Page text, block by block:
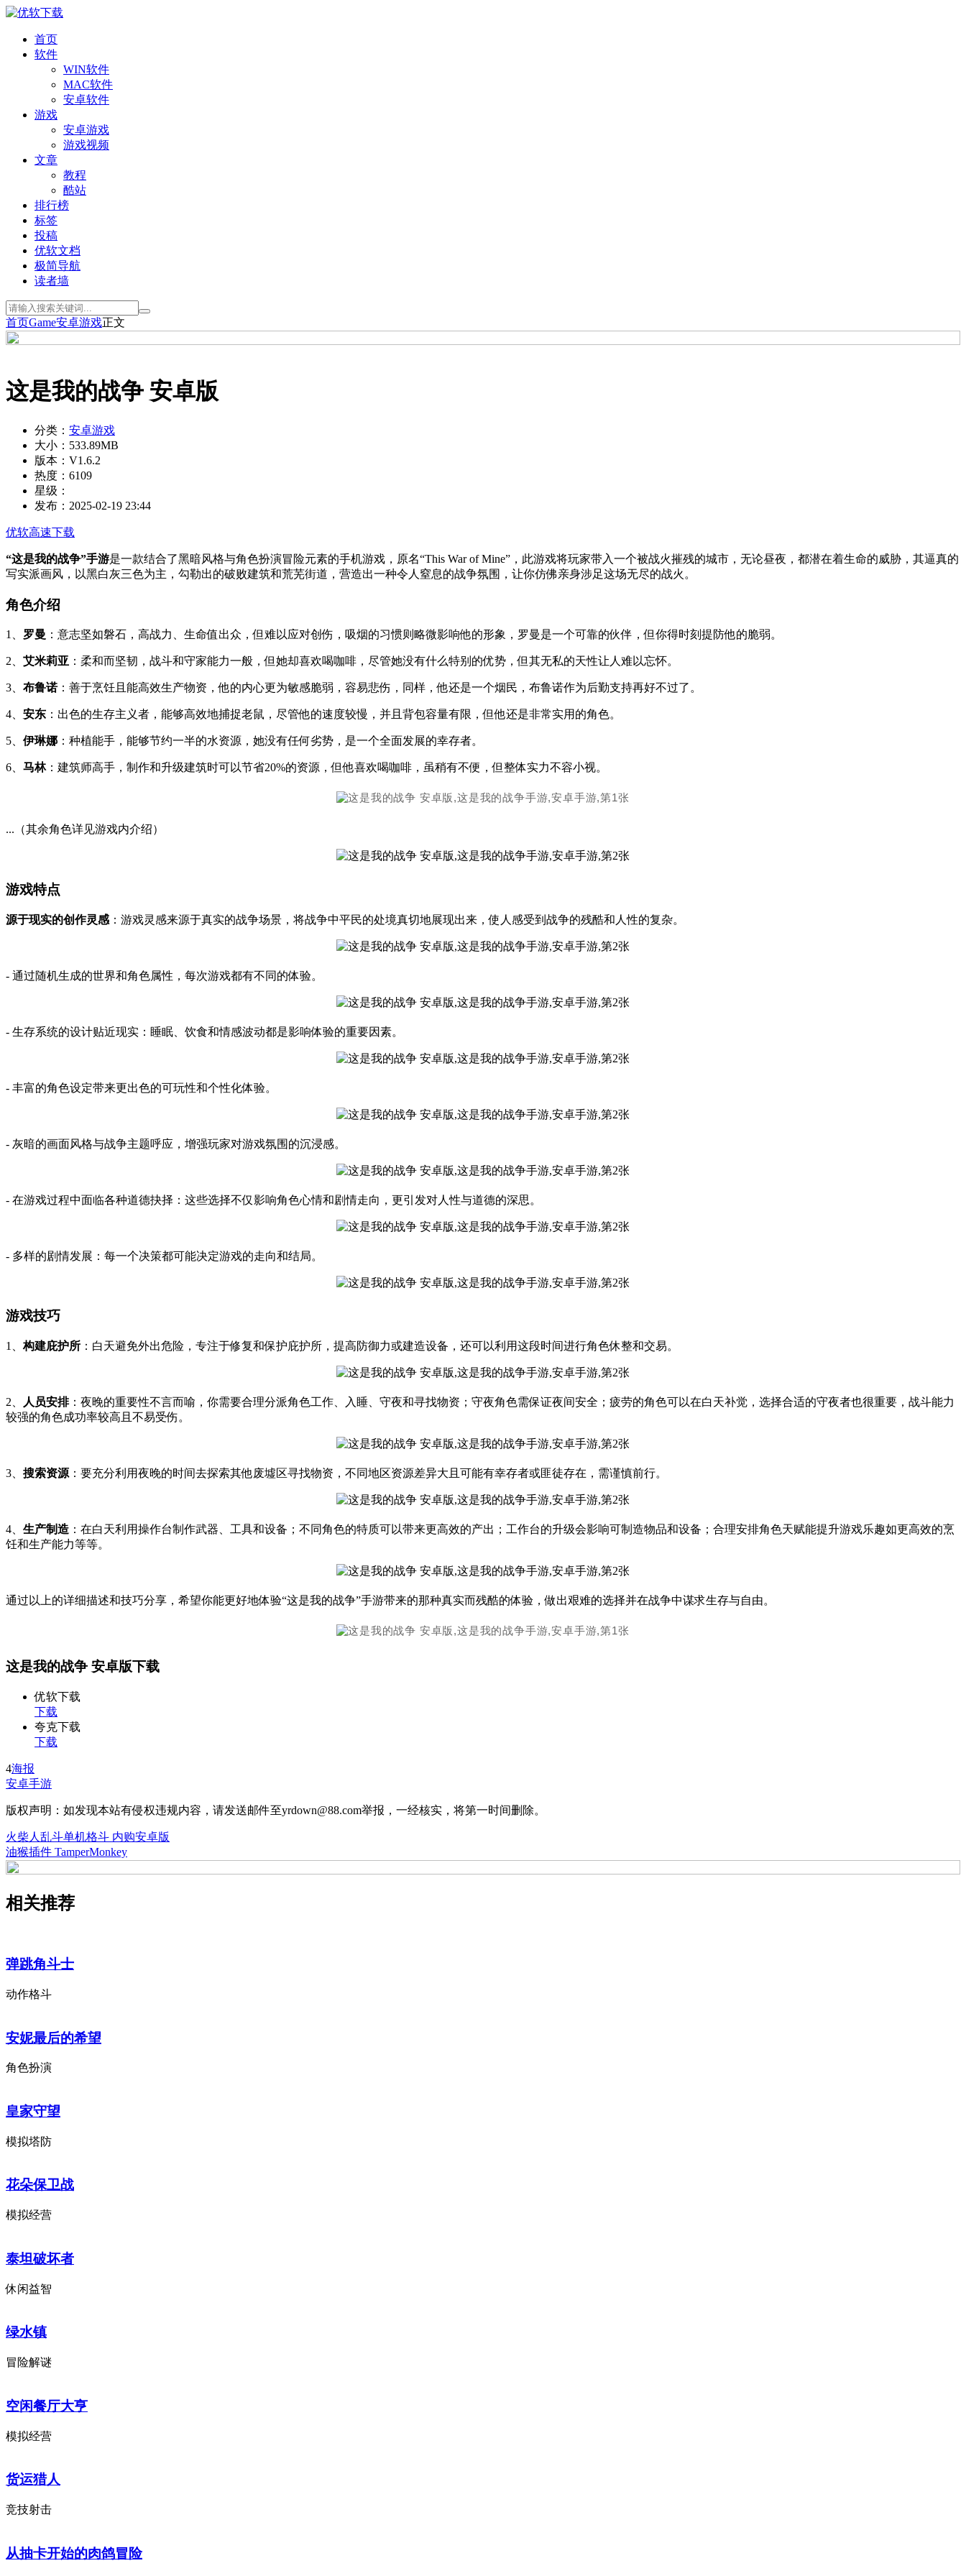
首页
软件
WIN软件
MAC软件
安卓软件
游戏
安卓游戏
游戏视频
文章
教程
酷站
排行榜
标签
投稿
优软文档
极简导航
读者墙
首页Game安卓游戏正文
这是我的战争 安卓版
分类： 安卓游戏
大小： 533.89MB
版本： V1.6.2
热度： 6109
星级：
发布： 2025-02-19 23:44
优软高速下载
“这是我的战争”手游是一款结合了黑暗风格与角色扮演冒险元素的手机游戏，原名“This War of Mine”，此游戏将玩家带入一个被战火摧残的城市，无论昼夜，都潜在着生命的威胁，其逼真的
写实派画风，以黑白灰三色为主，勾勒出的破败建筑和荒芜街道，营造出一种令人窒息的战争氛围，让你仿佛亲身涉足这场无尽的战火。
角色介绍
1、 罗曼 ：意志坚如磐石，高战力、生命值出众，但难以应对创伤，吸烟的习惯则略微影响他的形象，罗曼是一个可靠的伙伴，但你得时刻提防他的脆弱。
2、 艾米莉亚 ：柔和而坚韧，战斗和守家能力一般，但她却喜欢喝咖啡，尽管她没有什么特别的优势，但其无私的天性让人难以忘怀。
3、 布鲁诺：善于烹饪且能高效生产物资，他的内心更为敏感脆弱，容易悲伤，同样，他还是一个烟民，布鲁诺作为后勤支持再好不过了。
4、 安东 ：出色的生存主义者，能够高效地捕捉老鼠，尽管他的速度较慢，并且背包容量有限，但他还是非常实用的角色。
5、 伊琳娜 ：种植能手，能够节约一半的水资源，她没有任何劣势，是一个全面发展的幸存者。
6、 马林：建筑师高手，制作和升级建筑时可以节省20%的资源，但他喜欢喝咖啡，虽稍有不便，但整体实力不容小视。
...（其余角色详见游戏内介绍）
游戏特点
源于现实的创作灵感 ：游戏灵感来源于真实的战争场景，将战争中平民的处境真切地展现出来，使人感受到战争的残酷和人性的复杂。
- 通过随机生成的世界和角色属性，每次游戏都有不同的体验。
- 生存系统的设计贴近现实：睡眠、饮食和情感波动都是影响体验的重要因素。
- 丰富的角色设定带来更出色的可玩性和个性化体验。
- 灰暗的画面风格与战争主题呼应，增强玩家对游戏氛围的沉浸感。
- 在游戏过程中面临各种道德抉择：这些选择不仅影响角色心情和剧情走向，更引发对人性与道德的深思。
- 多样的剧情发展：每一个决策都可能决定游戏的走向和结局。
游戏技巧
1、构建庇护所 ：白天避免外出危险，专注于修复和保护庇护所，提高防御力或建造设备，还可以利用这段时间进行角色休整和交易。
2、 人员安排：夜晚的重要性不言而喻，你需要合理分派角色工作、入睡、守夜和寻找物资；守夜角色需保证夜间安全；疲劳的角色可以在白天补觉，选择合适的守夜者也很重要，战斗能力
较强的角色成功率较高且不易受伤。
3、 搜索资源 ：要充分利用夜晚的时间去探索其他废墟区寻找物资，不同地区资源差异大且可能有幸存者或匪徒存在，需谨慎前行。
4、 生产制造 ：在白天利用操作台制作武器、工具和设备；不同角色的特质可以带来更高效的产出；工作台的升级会影响可制造物品和设备；合理安排角色天赋能提升游戏乐趣如更高效的烹
饪和生产能力等等。
通过以上的详细描述和技巧分享，希望你能更好地体验“这是我的战争”手游带来的那种真实而残酷的体验，做出艰难的选择并在战争中谋求生存与自由。
这是我的战争 安卓版下载
优软下载
下载
夸克下载
下载
4海报
安卓手游
版权声明：如发现本站有侵权违规内容，请发送邮件至yrdown@88.com举报，一经核实，将第一时间删除。
火柴人乱斗单机格斗 内购安卓版
油猴插件 TamperMonkey
相关推荐
弹跳角斗士
动作格斗
安妮最后的希望
角色扮演
皇家守望
模拟塔防
花朵保卫战
模拟经营
泰坦破坏者
休闲益智
绿水镇
冒险解谜
空闲餐厅大亨
模拟经营
货运猎人
竞技射击
从抽卡开始的肉鸽冒险